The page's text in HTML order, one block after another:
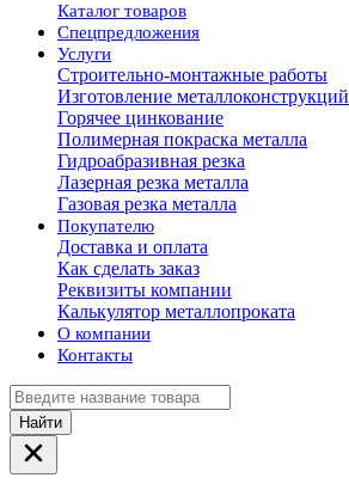
Каталог товаров
Спецпредложения
Услуги
Строительно-монтажные работы
Изготовление металлоконструкций
Горячее цинкование
Полимерная покраска металла
Гидроабразивная резка
Лазерная резка металла
Газовая резка металла
Покупателю
Доставка и оплата
Как сделать заказ
Реквизиты компании
Калькулятор металлопроката
О компании
Контакты
Найти